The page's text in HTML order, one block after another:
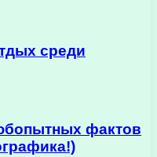
среди
фактов